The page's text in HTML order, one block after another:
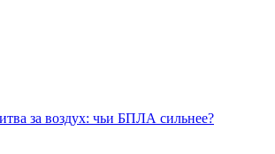
за воздух: чьи БПЛА сильнее?